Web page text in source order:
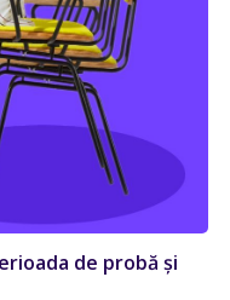
de probă și